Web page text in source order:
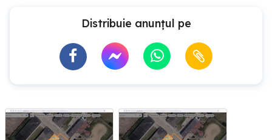
Distribuie anunțul pe